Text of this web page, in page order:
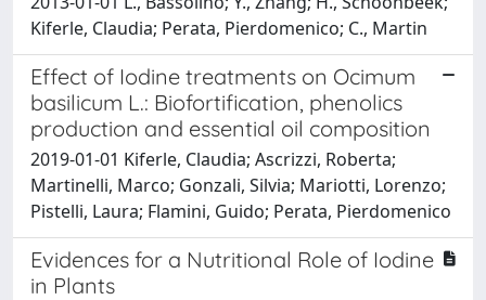
Kiferle, Claudia; Perata, Pierdomenico; C., Martin
Effect of Iodine treatments on Ocimum
basilicum L.: Biofortification, phenolics
production and essential oil composition
2019-01-01 Kiferle, Claudia; Ascrizzi, Roberta;
Martinelli, Marco; Gonzali, Silvia; Mariotti, Lorenzo;
Pistelli, Laura; Flamini, Guido; Perata, Pierdomenico
Evidences for a Nutritional Role of Iodine
in Plants